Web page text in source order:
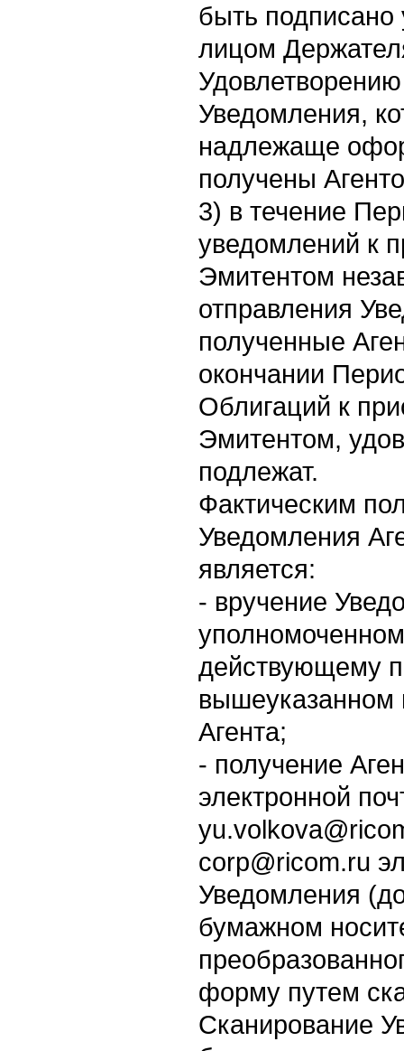
быть
лицом
Уведомления,
надлежаще
получены
3) в течение
уведомлений к
Эмитентом
отправления
полученные
окончании
Облигаций к
Эмитентом,
подлежат.
Фактическим
Уведомления
является:
- вручение
действующему
вышеуказанном
Агента;
- получение
электронной
corp@ricom.ru
Уведомления
бумажном
форму путем
Сканирование